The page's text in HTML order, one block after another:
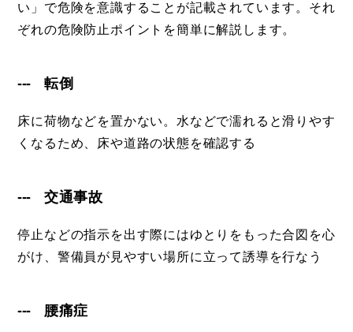
い」で危険を意識することが記載されています。それ
ぞれの危険防止ポイントを簡単に解説します。
転倒
床に荷物などを置かない。水などで濡れると滑りやす
くなるため、床や道路の状態を確認する
交通事故
停止などの指示を出す際にはゆとりをもった合図を心
がけ、警備員が見やすい場所に立って誘導を行なう
腰痛症